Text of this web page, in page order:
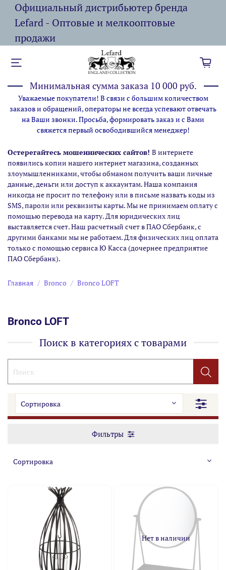
Официальный дистрибьютер бренда
Lefard - Оптовые и мелкооптовые
продажи
Минимальная сумма заказа 10 000 руб.
Уважаемые покупатели! В связи с большим количеством
заказов и обращений, операторы не всегда успевают отвечать
на Ваши звонки. Просьба, формировать заказ и с Вами
свяжется первый освободившийся менеджер!
Остерегайтесь мошеннических сайтов! В интернете
появились копии нашего интернет магазина,созданных
злоумышленниками, чтобы обманом получить ваши личные
данные, деньги или доступ к аккаунтам. Наша компания
никогда не просит по телефону или в письме назвать коды из
SMS, пароли или реквизиты карты. Мы не принимаем оплату с
помощью перевода на карту. Для юридических лиц
выставляется счет. Наш расчетный счет в ПАО Сбербанк, с
другими банками мы не работаем. Для физических лиц оплата
только с помощью сервиса Ю Касса (дочернее предприятие
ПАО Сбербанк).
Главная Bronco Bronco LOFT
Bronco LOFT
Поиск в категориях с товарами
Фильтры
Нет в наличии